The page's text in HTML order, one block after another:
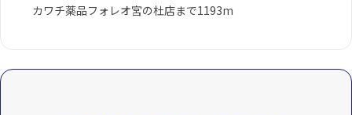
カワチ薬品フォレオ宮の杜店まで1193m